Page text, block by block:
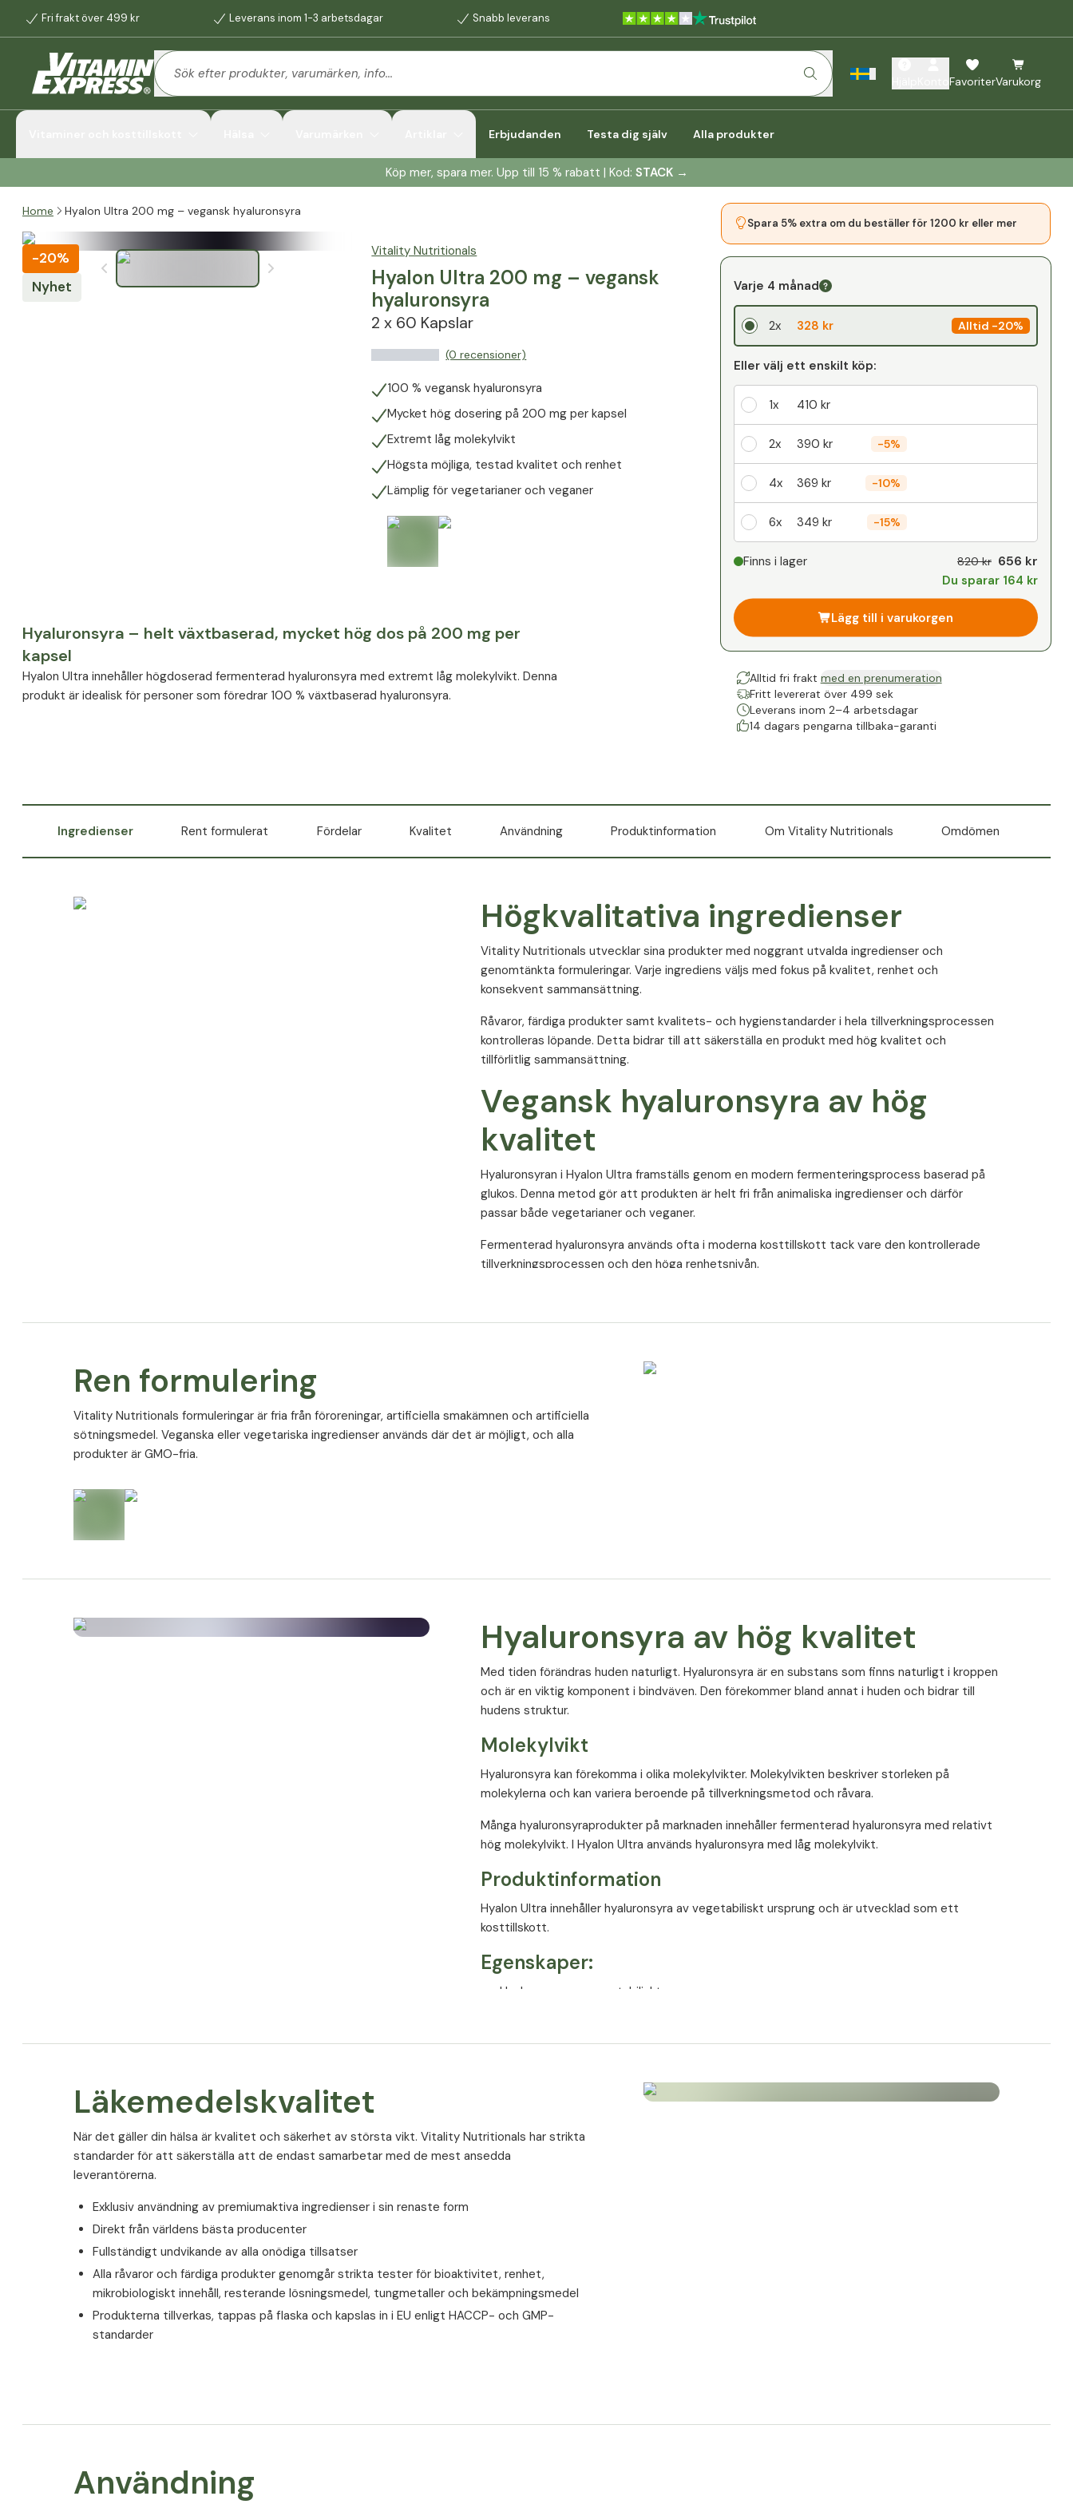
Fri frakt över 499 kr Leverans inom 1-3 arbetsdagar Snabb leverans
FavoriterVarukorg
Erbjudanden Testa dig själv Alla produkter
Köp mer, spara mer. Upp till 15 % rabatt | Kod: STACK→
Home Hyalon Ultra 200 mg – vegansk hyaluronsyra
-20%
Nyhet
Vitality Nutritionals
Hyalon Ultra 200 mg – vegansk
hyaluronsyra
2 x 60 Kapslar
(0 recensioner)
100 % vegansk hyaluronsyra
Mycket hög dosering på 200 mg per kapsel
Extremt låg molekylvikt
Högsta möjliga, testad kvalitet och renhet
Lämplig för vegetarianer och veganer
Spara 5% extra om du beställer för 1200 kr eller mer
Varje 4 månad
2x 328 kr Alltid -20%
Eller välj ett enskilt köp:
1x 410 kr
2x 390 kr -5%
4x 369 kr -10%
6x 349 kr -15%
-%
Finns i lager 820 kr 656 kr
Du sparar 164 kr
Lägg till i varukorgen
Alltid fri frakt med en prenumeration
Fritt levererat över 499 sek
Leverans inom 2–4 arbetsdagar
14 dagars pengarna tillbaka-garanti
Hyaluronsyra – helt växtbaserad, mycket hög dos på 200 mg per
kapsel
Hyalon Ultra innehåller högdoserad fermenterad hyaluronsyra med extremt låg molekylvikt. Denna
produkt är idealisk för personer som föredrar 100 % växtbaserad hyaluronsyra.
Ingredienser Rent formulerat Fördelar Kvalitet Användning Produktinformation Om Vitality Nutritionals Omdömen
Högkvalitativa ingredienser
Vitality Nutritionals utvecklar sina produkter med noggrant utvalda ingredienser och
genomtänkta formuleringar. Varje ingrediens väljs med fokus på kvalitet, renhet och
konsekvent sammansättning.
Råvaror, färdiga produkter samt kvalitets- och hygienstandarder i hela tillverkningsprocessen
kontrolleras löpande. Detta bidrar till att säkerställa en produkt med hög kvalitet och
tillförlitlig sammansättning.
Vegansk hyaluronsyra av hög
kvalitet
Hyaluronsyran i Hyalon Ultra framställs genom en modern fermenteringsprocess baserad på
glukos. Denna metod gör att produkten är helt fri från animaliska ingredienser och därför
passar både vegetarianer och veganer.
Fermenterad hyaluronsyra används ofta i moderna kosttillskott tack vare den kontrollerade
tillverkningsprocessen och den höga renhetsnivån.
Endast1 kapsel per dag
Näringsinnehåll
Rekommenderad daglig dos:
Mängd per daglig dos
Hyaluronsyra
Ren formulering
Vitality Nutritionals formuleringar är fria från föroreningar, artificiella smakämnen och artificiella
sötningsmedel. Veganska eller vegetariska ingredienser används där det är möjligt, och alla
produkter är GMO-fria.
Hyaluronsyra av hög kvalitet
Med tiden förändras huden naturligt. Hyaluronsyra är en substans som finns naturligt i kroppen
och är en viktig komponent i bindväven. Den förekommer bland annat i huden och bidrar till
hudens struktur.
Molekylvikt
Hyaluronsyra kan förekomma i olika molekylvikter. Molekylvikten beskriver storleken på
molekylerna och kan variera beroende på tillverkningsmetod och råvara.
Många hyaluronsyraprodukter på marknaden innehåller fermenterad hyaluronsyra med relativt
hög molekylvikt. I Hyalon Ultra används hyaluronsyra med låg molekylvikt.
Produktinformation
Hyalon Ultra innehåller hyaluronsyra av vegetabiliskt ursprung och är utvecklad som ett
kosttillskott.
Egenskaper:
Hyaluronsyra av vegetabiliskt ursprung
Producerad enligt höga kvalitetsstandarder
Praktiskt kapselformat
Läkemedelskvalitet
⁠När det gäller din hälsa är kvalitet och säkerhet av största vikt. Vitality Nutritionals har strikta
standarder för att säkerställa att de endast samarbetar med de mest ansedda
leverantörerna.
Exklusiv användning av premiumaktiva ingredienser i sin renaste form
Direkt från världens bästa producenter
Fullständigt undvikande av alla onödiga tillsatser
Alla råvaror och färdiga produkter genomgår strikta tester för bioaktivitet, renhet,
mikrobiologiskt innehåll, resterande lösningsmedel, tungmetaller och bekämpningsmedel
Produkterna tillverkas, tappas på flaska och kapslas in i EU enligt HACCP- och GMP-
standarder
Användning